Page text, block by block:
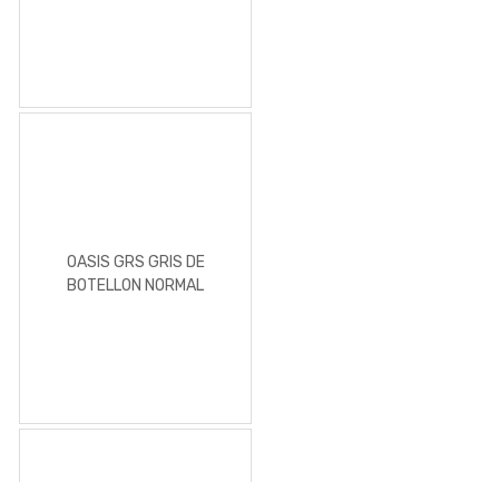
OASIS GRS GRIS DE
BOTELLON NORMAL